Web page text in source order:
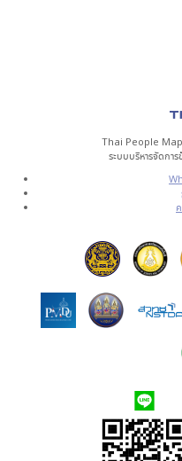
Thai People
ระบบบริหารจัดกา